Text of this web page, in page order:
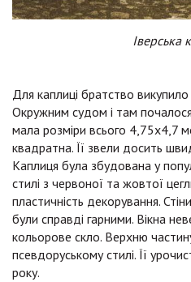
Іверська
Для каплиці братство
Окружним судом і там
мала розміри всього 4,75х4,7
квадратна. Її звели досить
Каплиця була збудована у
стилі з червоної та жовтої
пластичність декорування.
були справді гарними. Вікна
кольорове скло. Верхню
псевдоруському стилі. Її
року.